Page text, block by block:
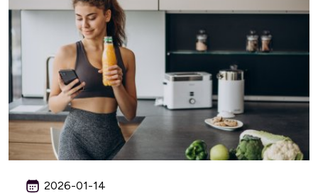
2026-01-14